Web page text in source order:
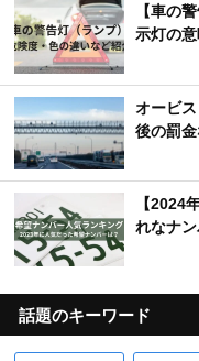
【車の
示灯の
オービ
後の罰
【2024
れなナ
話題のキーワード